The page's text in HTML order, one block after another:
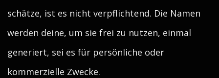
schätze, ist es nicht verpflichtend. Die Namen
werden deine, um sie frei zu nutzen, einmal
generiert, sei es für persönliche oder
kommerzielle Zwecke.